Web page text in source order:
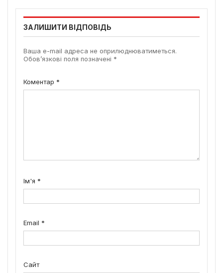
ЗАЛИШИТИ ВІДПОВІДЬ
Ваша e-mail адреса не оприлюднюватиметься.
Обов’язкові поля позначені *
Коментар *
Ім'я *
Email *
Сайт